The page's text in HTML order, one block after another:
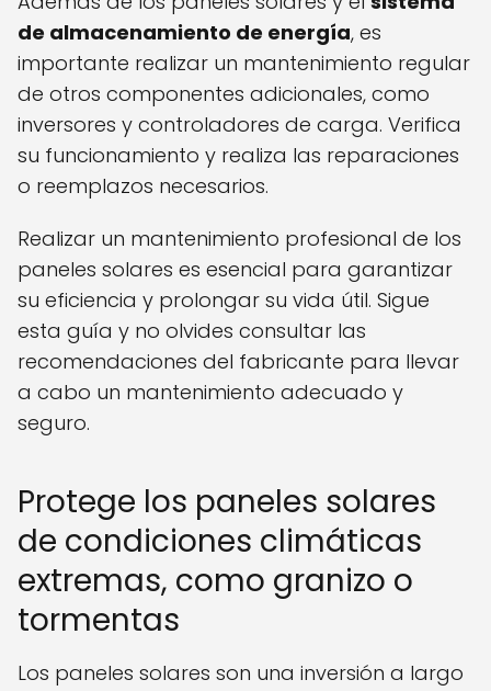
de almacenamiento de energía, es
importante realizar un mantenimiento regular
de otros componentes adicionales, como
inversores y controladores de carga. Verifica
su funcionamiento y realiza las reparaciones
o reemplazos necesarios.
Realizar un mantenimiento profesional de los
paneles solares es esencial para garantizar
su eficiencia y prolongar su vida útil. Sigue
esta guía y no olvides consultar las
recomendaciones del fabricante para llevar
a cabo un mantenimiento adecuado y
seguro.
Protege los paneles solares
de condiciones climáticas
extremas, como granizo o
tormentas
Los paneles solares son una inversión a largo